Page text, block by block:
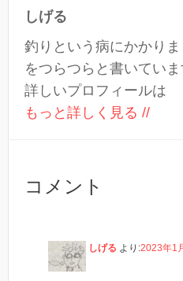
しげる
釣りという病にかかり
をつらつらと書いていま
詳しいプロフィールは
もっと詳しく見る //
コメント
しげる より:2023年1